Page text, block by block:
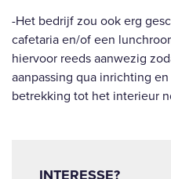
-Het bedrijf zou ook erg
cafetaria en/of een
hiervoor reeds aanwezig
aanpassing qua inrichting
betrekking tot het interieur